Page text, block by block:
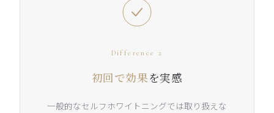
Difference 2
初回で効果を実感
一般的なセルフホワイトニングでは取り扱えな